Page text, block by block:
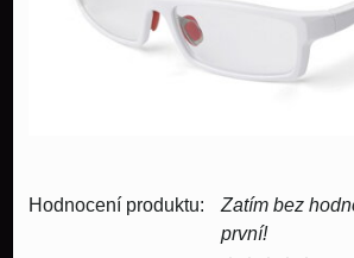
Hodnocení produktu:
Zatím bez
první!